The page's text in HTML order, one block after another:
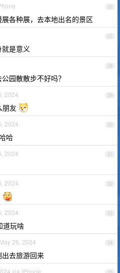
26
各种展，去本地出名的景区
27
是意义
28
园散散步不好吗？
29
2024
朋友
30
2024
哈
31
2024
32
2024
33
2024
道玩啥
34
May 26, 2024
去旅游回来
via iPhone